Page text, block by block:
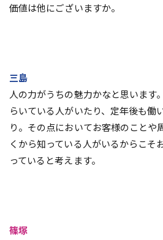
価値は他にございますか。
三島
人の力がうちの魅力かなと思います
らいている人がいたり、定年後も働
り。その点においてお客様のことや
くから知っている人がいるからこそ
っていると考えます。
篠塚